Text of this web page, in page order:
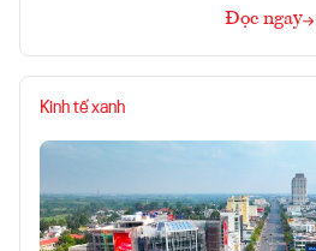
Đọc ngay
Kinh tế xanh